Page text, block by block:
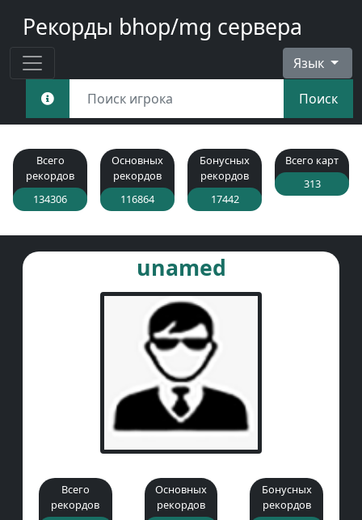
Рекорды bhop/mg сервера
Язык
Поиск
Всего
рекордов
134306
Основных
рекордов
116864
Бонусных
рекордов
17442
Всего карт
313
unamed
Всего
рекордов
Основных
рекордов
Бонусных
рекордов